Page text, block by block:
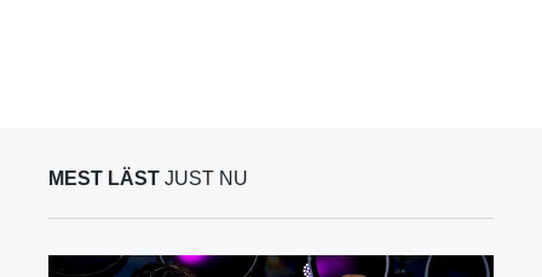
MEST LÄST JUST NU